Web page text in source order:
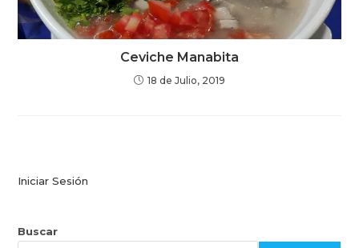
Ceviche Manabita
18 de Julio, 2019
Iniciar Sesión
Buscar